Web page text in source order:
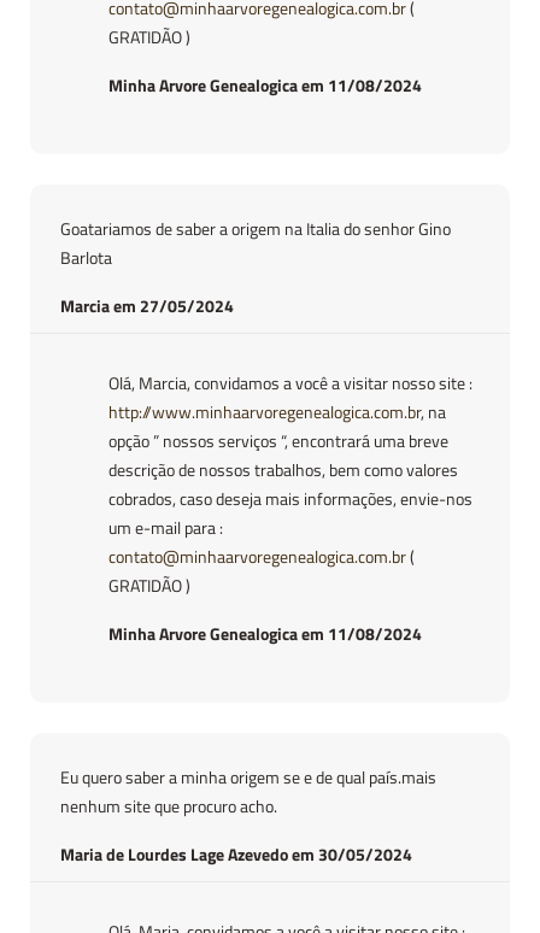
contato@minhaarvoregenealogica.com.br(
GRATIDÃO )
Minha Arvore Genealogica em 11/08/2024
Goatariamos de saber a origem na Italia do senhor Gino
Barlota
Marcia em 27/05/2024
Olá, Marcia, convidamos a você a visitar nosso site :
http://www.minhaarvoregenealogica.com.br, na
opção ” nossos serviços “, encontrará uma breve
descrição de nossos trabalhos, bem como valores
cobrados, caso deseja mais informações, envie-nos
um e-mail para :
contato@minhaarvoregenealogica.com.br(
GRATIDÃO )
Minha Arvore Genealogica em 11/08/2024
Eu quero saber a minha origem se e de qual país.mais
nenhum site que procuro acho.
Maria de Lourdes Lage Azevedo em 30/05/2024